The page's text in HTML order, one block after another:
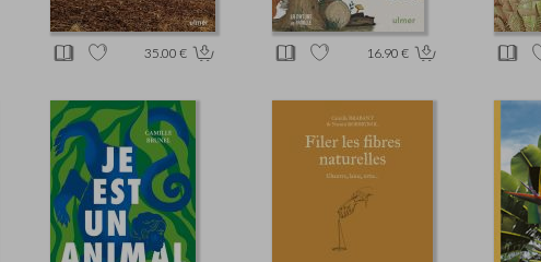
35.00 € 16.90 €